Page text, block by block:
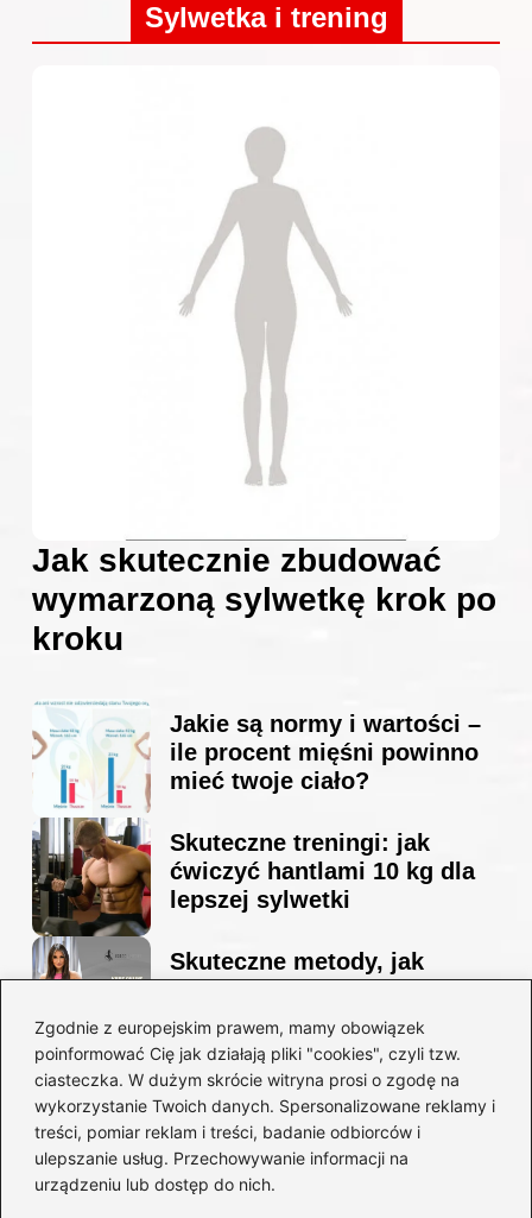
Zgodnie z europejskim prawem, mamy obowiązek
poinformować Cię jak działają pliki "cookies", czyli tzw.
ciasteczka. W dużym skrócie witryna prosi o zgodę na
wykorzystanie Twoich danych. Spersonalizowane reklamy i
treści, pomiar reklam i treści, badanie odbiorców i
ulepszanie usług. Przechowywanie informacji na
urządzeniu lub dostęp do nich.
Sylwetka i trening
Jak skutecznie zbudować
wymarzoną sylwetkę krok po
kroku
Jakie są normy i wartości –
ile procent mięśni powinno
mieć twoje ciało?
Skuteczne treningi: jak
ćwiczyć hantlami 10 kg dla
lepszej sylwetki
Skuteczne metody, jak
sylwetkę w zaledwie 90 dni
Idealny garnitur: jak dobrać
go do swojej sylwetki?